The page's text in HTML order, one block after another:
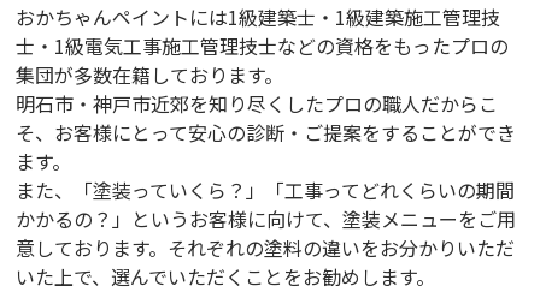
おかちゃんペイントには1級建築士・1級建築施工管理技
士・1級電気工事施工管理技士などの資格をもったプロの
集団が多数在籍しております。
明石市・神戸市近郊を知り尽くしたプロの職人だからこ
そ、お客様にとって安心の診断・ご提案をすることができ
ます。
また、「塗装っていくら？」「工事ってどれくらいの期間
かかるの？」というお客様に向けて、塗装メニューをご用
意しております。それぞれの塗料の違いをお分かりいただ
いた上で、選んでいただくことをお勧めします。